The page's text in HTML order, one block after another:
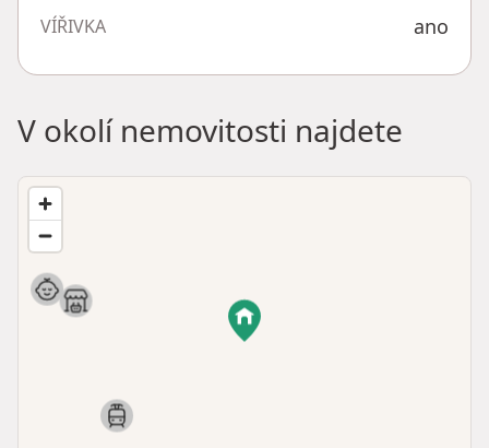
VÍŘIVKA ano
V okolí nemovitosti najdete